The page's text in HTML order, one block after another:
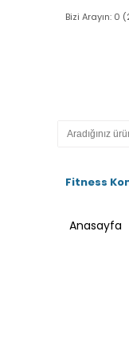
Bizi Arayın: 0
Fitness
Anasayfa